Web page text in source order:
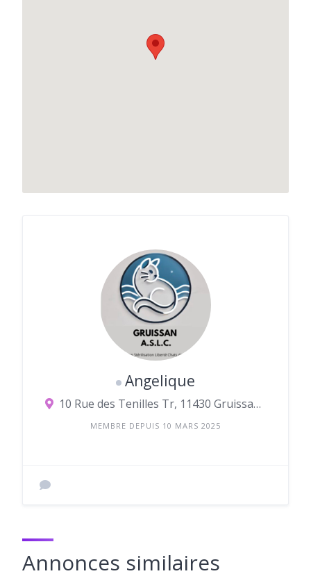
Angelique
10 Rue des Tenilles Tr, 11430 Gruissan, France
MEMBRE DEPUIS 10 MARS 2025
Annonces similaires